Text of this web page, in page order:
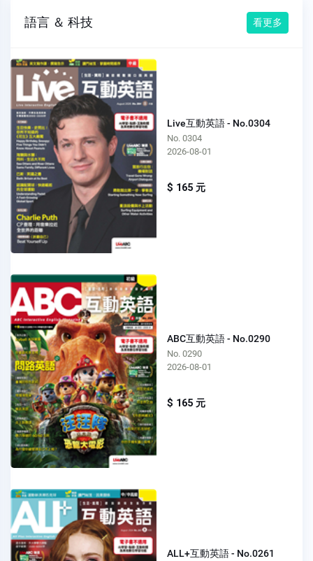
語言 ＆ 科技 看更多
Live互動英語 - No.0304
No. 0304
2026-08-01
$ 165 元
ABC互動英語 - No.0290
No. 0290
2026-08-01
$ 165 元
ALL+互動英語 - No.0261